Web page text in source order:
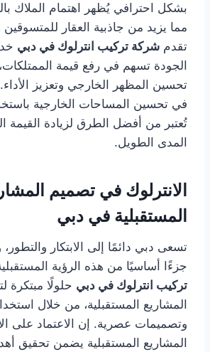
بشكل احترافي يُظهر اهتمام الملاك
مما يزيد من جاذبية العقار
تقدم شركة تركيب انترلوك في دبي
الجودة تسهم في رفع قيمة
تحسين المظهر الخارجي وتعزيز
في تحسين المساحات الخارجية
تُعتبر من أفضل الطرق لزيادة القيمة
المدى الطويل.
الانترلوك في تصميم
المستقبلية في دبي
تسعى دبي دائمًا إلى الابتكار والتطور،
جزءًا أساسيًا من هذه الرؤية
تركيب انترلوك في دبي حلولًا مبتكرة
المشاريع المستقبلية، من خلال
وتصميمات عصرية. إن الاعتماد على
المشاريع المستقبلية يضمن تحقيق